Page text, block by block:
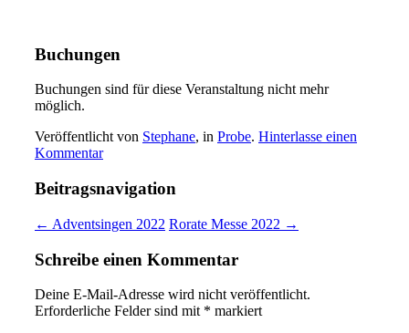
Buchungen
Buchungen sind für diese Veranstaltung nicht mehr
möglich.
Veröffentlicht von Stephane, in Probe. Hinterlasse einen
Kommentar
Beitragsnavigation
← Adventsingen 2022 Rorate Messe 2022 →
Schreibe einen Kommentar
Deine E-Mail-Adresse wird nicht veröffentlicht.
Erforderliche Felder sind mit * markiert